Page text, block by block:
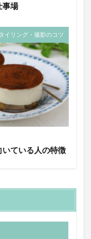
事場
イリング・撮影のコツ
ている人の特徴